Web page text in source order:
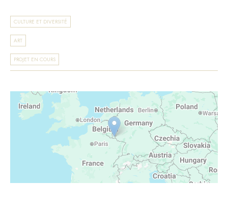
CULTURE ET DIVERSITÉ
ART
PROJET EN COURS